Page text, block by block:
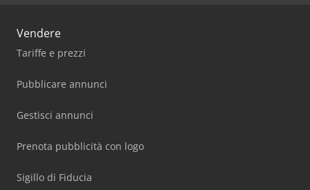
Vendere
Tariffe e prezzi
Pubblicare annunci
Gestisci annunci
Prenota pubblicità con logo
Sigillo di Fiducia